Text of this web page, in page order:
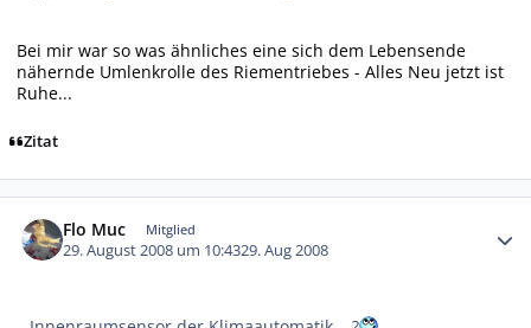
Bei mir war so was ähnliches eine sich dem Lebensende
nähernde Umlenkrolle des Riementriebes - Alles Neu jetzt ist
Ruhe...
Zitat
Flo Muc Mitglied
29. August 2008 um 10:4329. Aug 2008